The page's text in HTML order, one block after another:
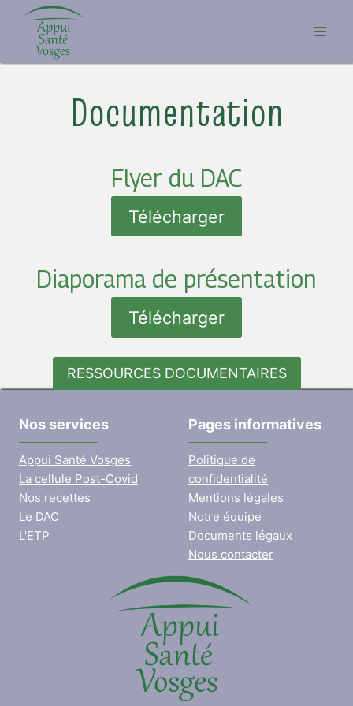
Aller
contenu
Documentation
Flyer du DAC
Télécharger
Diaporama de présentation
Télécharger
RESSOURCES DOCUMENTAIRES
Nos services
Appui Santé Vosges
La cellule Post-Covid
Nos recettes
Le DAC
L'ETP
Pages informatives
Politique de
confidentialité
Mentions légales
Notre équipe
Documents légaux
Nous contacter